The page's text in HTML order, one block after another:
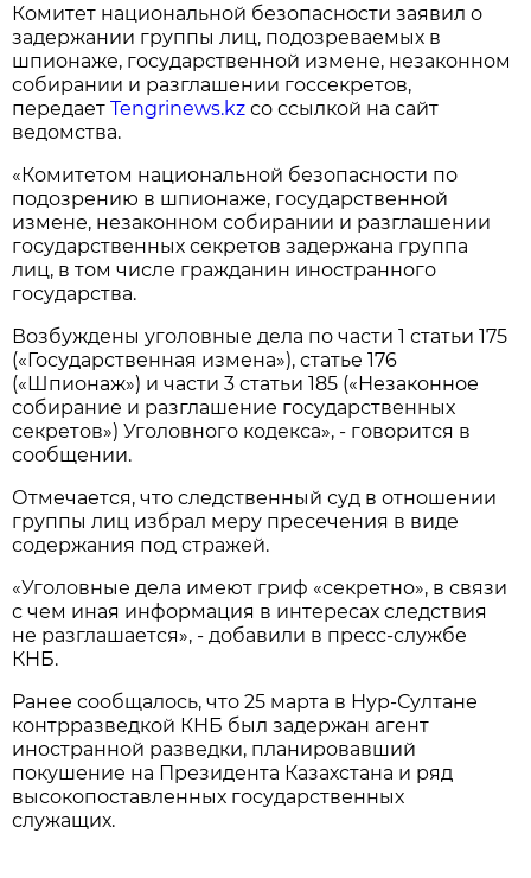
Комитет национальной безопасности заявил о
задержании группы лиц, подозреваемых в
шпионаже, государственной измене, незаконном
собирании и разглашении госсекретов,
передаетTengrinews.kz со ссылкой на сайт
ведомства.
«Комитетом национальной безопасности по
подозрению в шпионаже, государственной
измене, незаконном собирании и разглашении
государственных секретов задержана группа
лиц, в том числе гражданин иностранного
государства.
Возбуждены уголовные дела по части 1 статьи 175
(«Государственная измена»), статье 176
(«Шпионаж») и части 3 статьи 185 («Незаконное
собирание и разглашение государственных
секретов») Уголовного кодекса», - говорится в
сообщении.
Отмечается, что следственный суд в отношении
группы лиц избрал меру пресечения в виде
содержания под стражей.
«Уголовные дела имеют гриф «секретно», в связи
с чем иная информация в интересах следствия
не разглашается», - добавили в пресс-службе
КНБ.
Ранее сообщалось, что 25 марта в Нур-Султане
контрразведкой КНБ был задержан агент
иностранной разведки, планировавший
покушение на Президента Казахстана и ряд
высокопоставленных государственных
служащих.